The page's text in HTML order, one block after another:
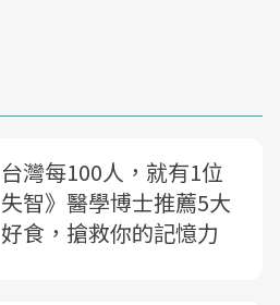
台灣每100人，就有1位
失智》醫學博士推薦5大
好食，搶救你的記憶力